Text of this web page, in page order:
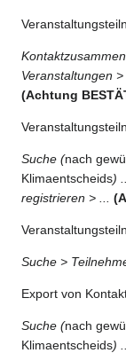
Veranstaltungen
(Achtung
Suche (nach
Klimaentscheids)
registrieren > ...
Suche >
Export von
Suche (nach
Klimaentscheids)